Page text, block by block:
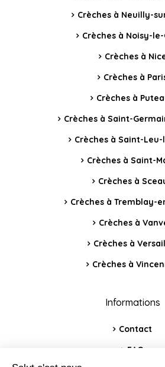
Crèches à Neuilly-
Crèches à Noisy-
Crèches à
Crèches à
Crèches à
Crèches à Saint-
Crèches à Saint-
Crèches à Saint-
Crèches à
Crèches à Tremblay-
Crèches à
Crèches à
Crèches à
Informations
Contact
FAQ